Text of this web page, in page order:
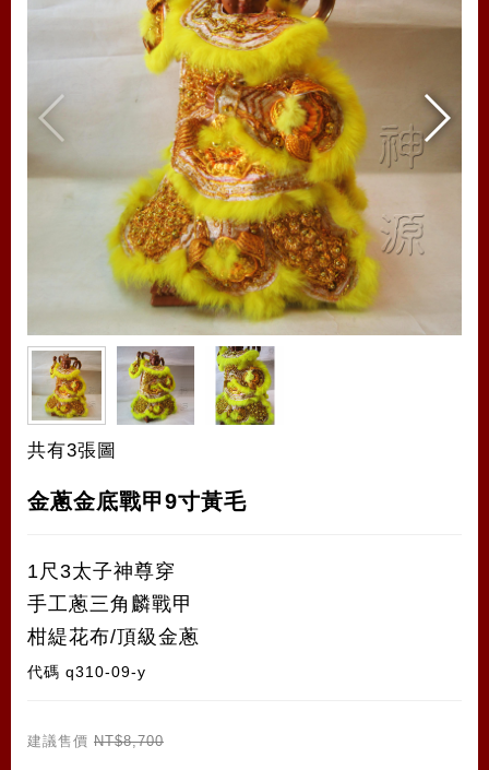
共有3張圖
金蔥金底戰甲9寸黃毛
1尺3太子神尊穿
手工蔥三角麟戰甲
柑緹花布/頂級金蔥
代碼 q310-09-y
建議售價 NT$8,700